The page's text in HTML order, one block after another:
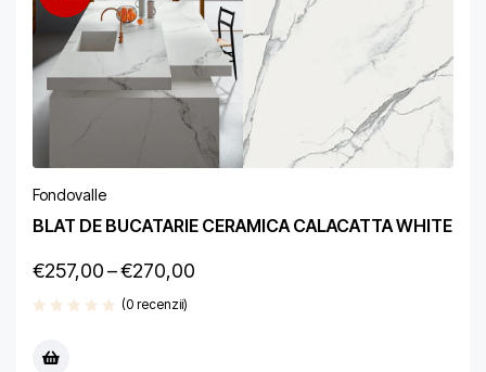
Fondovalle
BLAT DE BUCATARIE CERAMICA CALACATTA WHITE
€257,00–€270,00
(0 recenzii)